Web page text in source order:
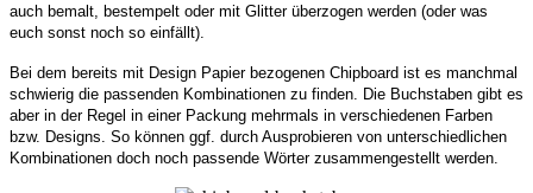
auch bemalt, bestempelt oder mit Glitter überzogen werden (oder was
euch sonst noch so einfällt).
Bei dem bereits mit Design Papier bezogenen Chipboard ist es manchmal
schwierig die passenden Kombinationen zu finden. Die Buchstaben gibt es
aber in der Regel in einer Packung mehrmals in verschiedenen Farben
bzw. Designs. So können ggf. durch Ausprobieren von unterschiedlichen
Kombinationen doch noch passende Wörter zusammengestellt werden.